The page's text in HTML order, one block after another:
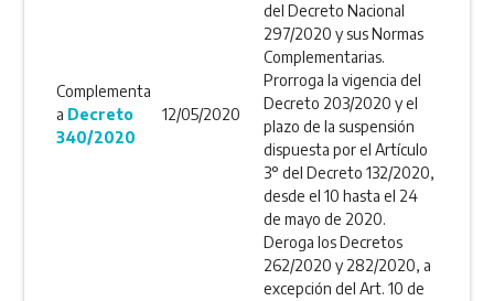
Complementa
a Decreto
340/2020
12/05/2020
del Decreto Nacional
297/2020 y sus Normas
Complementarias.
Prorroga la vigencia del
Decreto 203/2020 y el
plazo de la suspensión
dispuesta por el Artículo
3° del Decreto 132/2020,
desde el 10 hasta el 24
de mayo de 2020.
Deroga los Decretos
262/2020 y 282/2020, a
excepción del Art. 10 de